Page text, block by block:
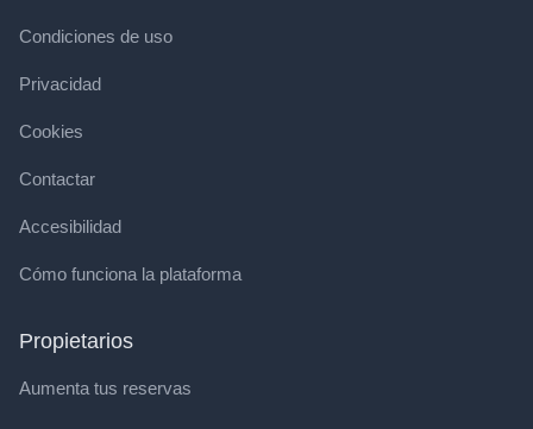
Condiciones de uso
Privacidad
Cookies
Contactar
Accesibilidad
Cómo funciona la plataforma
Propietarios
Aumenta tus reservas